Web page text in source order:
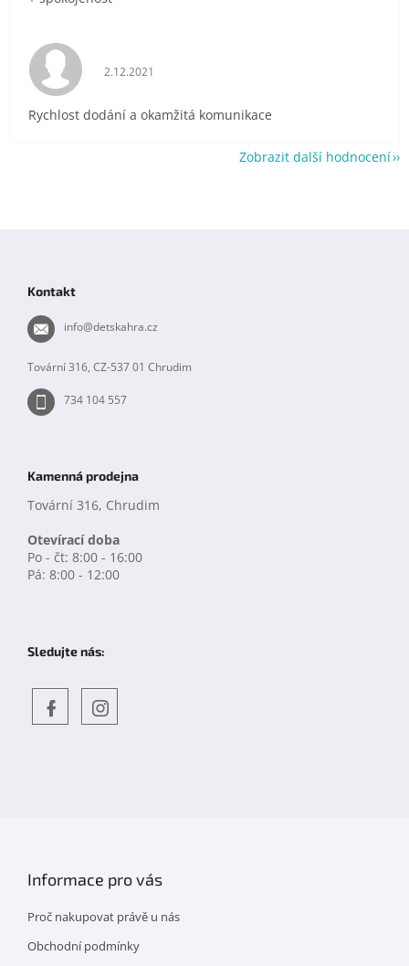
Hodnocení obchodu je 5 z 5 hvězdiček.
2.12.2021
Rychlost dodání a okamžitá komunikace
Zobrazit další hodnocení
Kontakt
info@detskahra.cz
Tovární 316, CZ-537 01 Chrudim
734 104 557
Kamenná prodejna
Tovární 316, Chrudim
Otevírací doba
Po - čt: 8:00 - 16:00
Pá: 8:00 - 12:00
Sledujte nás:
Informace pro vás
Proč nakupovat právě u nás
Obchodní podmínky